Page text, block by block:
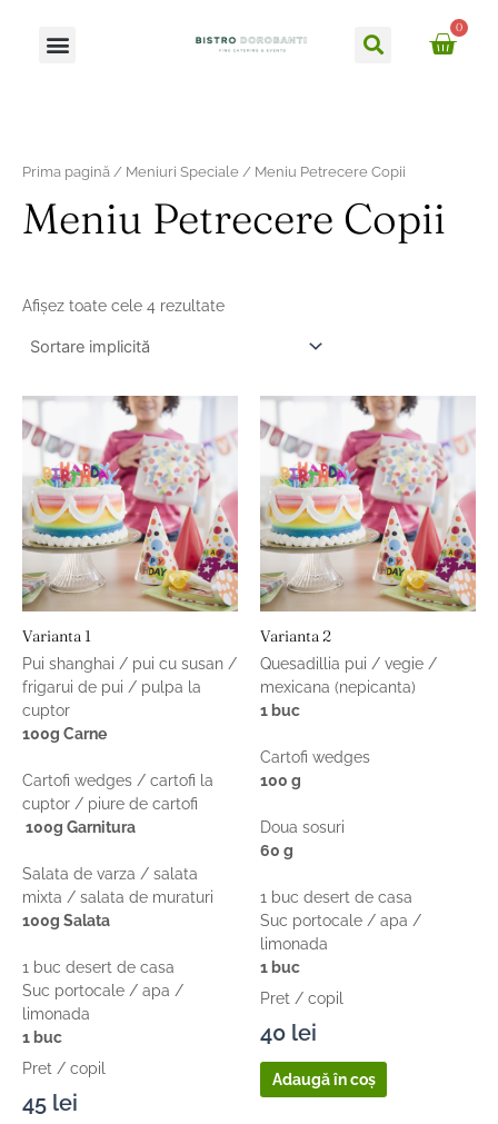
content
Meniu Caută
0
Prima pagină / Meniuri Speciale / Meniu Petrecere Copii
Meniu Petrecere Copii
Afișez toate cele 4 rezultate
Varianta 1
Pui shanghai / pui cu susan /
frigarui de pui / pulpa la
cuptor
100g Carne
Cartofi wedges / cartofi la
cuptor / piure de cartofi
100g Garnitura
Salata de varza / salata
mixta / salata de muraturi
100g Salata
1 buc desert de casa
Suc portocale / apa /
limonada
1 buc
Pret / copil
45 lei
Varianta 2
Quesadillia pui / vegie /
mexicana (nepicanta)
1 buc
Cartofi wedges
100 g
Doua sosuri
60 g
1 buc desert de casa
Suc portocale / apa /
limonada
1 buc
Pret / copil
40 lei
Adaugă în coș